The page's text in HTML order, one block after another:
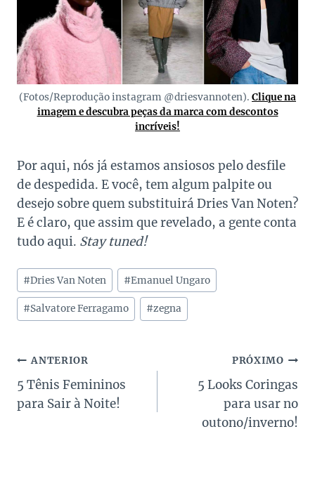
(Fotos/Reprodução instagram @driesvannoten). Clique na
imagem e descubra peças da marca com descontos
incríveis!
Por aqui, nós já estamos ansiosos pelo desfile
de despedida. E você, tem algum palpite ou
desejo sobre quem substituirá Dries Van Noten?
E é claro, que assim que revelado, a gente conta
tudo aqui. Stay tuned!
Tags
do
Post:
#Dries Van Noten #Emanuel Ungaro
#Salvatore Ferragamo #zegna
Navegação
de
ANTERIOR
5 Tênis Femininos
para Sair à Noite!
PRÓXIMO
5 Looks Coringas
para usar no
outono/inverno!